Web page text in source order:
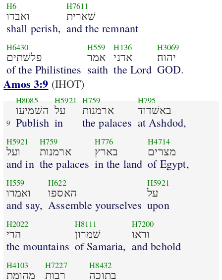
H6
ואבדו
shall perish,
H7611
שׁארית
and the remnant
H6430
פלשׁתים
of the Philistines
H559
אמר
saith
H136
אדני
the Lord
H3069
יהוה׃
GOD.
Amos 3:9 (IHOT)
9
H8085
השׁמיעו
Publish
H5921
על
in
H759
ארמנות
the palaces
H795
באשׁדוד
at Ashdod,
H5921
ועל
and in
H759
ארמנות
the palaces
H776
בארץ
in the land
H4714
מצרים
of Egypt,
H559
ואמרו
and say,
H622
האספו
Assemble yourselves
H5921
על
upon
H2022
הרי
the mountains
H8111
שׁמרון
of Samaria,
H7200
וראו
and behold
H4103
מהומת
H7227
רבות
H8432
בתוכה